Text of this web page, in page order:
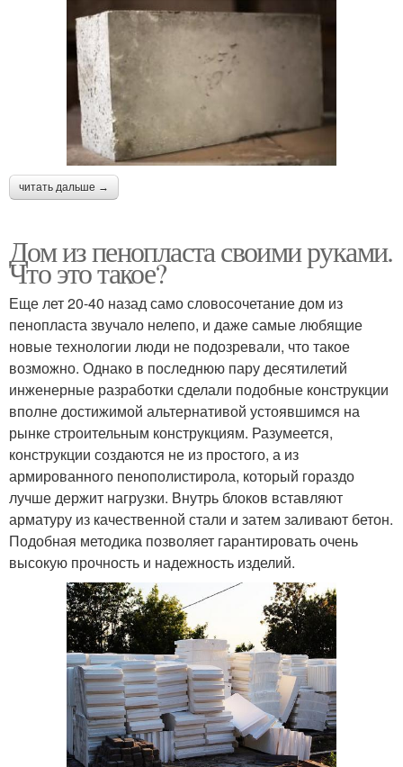
читать дальше →
Дом из пенопласта своими руками.
Что это такое?
Еще лет 20-40 назад само словосочетание дом из
пенопласта звучало нелепо, и даже самые любящие
новые технологии люди не подозревали, что такое
возможно. Однако в последнюю пару десятилетий
инженерные разработки сделали подобные конструкции
вполне достижимой альтернативой устоявшимся на
рынке строительным конструкциям. Разумеется,
конструкции создаются не из простого, а из
армированного пенополистирола, который гораздо
лучше держит нагрузки. Внутрь блоков вставляют
арматуру из качественной стали и затем заливают бетон.
Подобная методика позволяет гарантировать очень
высокую прочность и надежность изделий.